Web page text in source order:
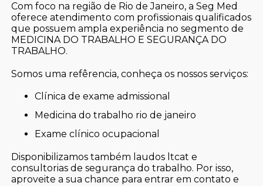
Com foco na região de Rio de Janeiro, a Seg Med
oferece atendimento com profissionais qualificados
que possuem ampla experiência no segmento de
MEDICINA DO TRABALHO E SEGURANÇA DO
TRABALHO.
Somos uma refêrencia, conheça os nossos serviços:
clínica de exame admissional
medicina do trabalho rio de janeiro
exame clínico ocupacional
Disponibilizamos também laudos ltcat e
consultorias de segurança do trabalho. Por isso,
aproveite a sua chance para entrar em contato e